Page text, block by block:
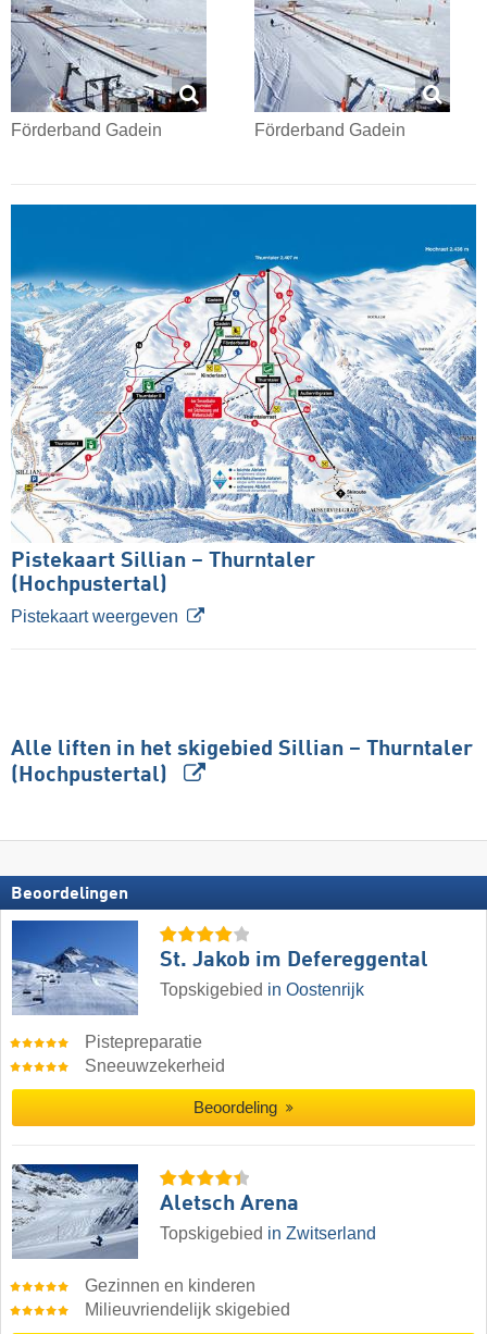
Förderband Gadein Förderband Gadein
Pistekaart Sillian – Thurntaler
(Hochpustertal)
Pistekaart weergeven
Alle liften in het skigebied Sillian – Thurntaler
(Hochpustertal)
Beoordelingen
St. Jakob im Defereggental
Topskigebied in Oostenrijk
Pistepreparatie
Sneeuwzekerheid
Beoordeling
Aletsch Arena
Topskigebied in Zwitserland
Gezinnen en kinderen
Milieuvriendelijk skigebied